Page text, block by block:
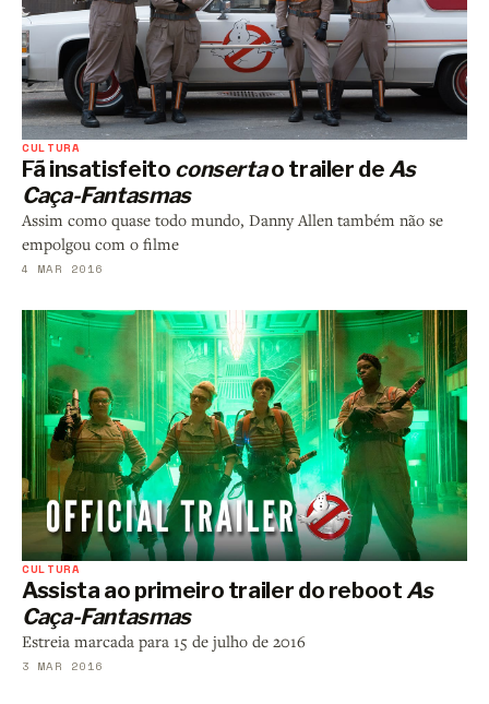
CULTURA
Fã insatisfeito consertao trailer deAs
Caça-Fantasmas
Assim como quase todo mundo, Danny Allen também não se
empolgou com o filme
4 MAR 2016
CULTURA
Assista ao primeiro trailer do reboot As
Caça-Fantasmas
Estreia marcada para 15 de julho de 2016
3 MAR 2016